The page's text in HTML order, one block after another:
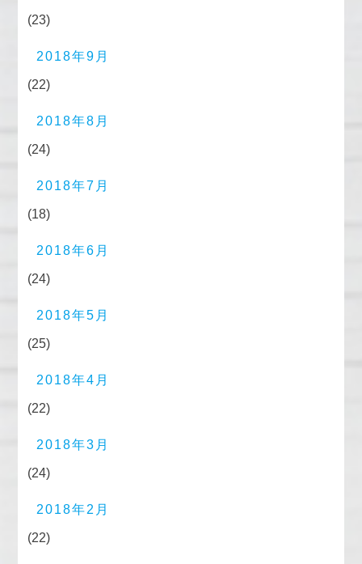
(23)
2018年9月
(22)
2018年8月
(24)
2018年7月
(18)
2018年6月
(24)
2018年5月
(25)
2018年4月
(22)
2018年3月
(24)
2018年2月
(22)